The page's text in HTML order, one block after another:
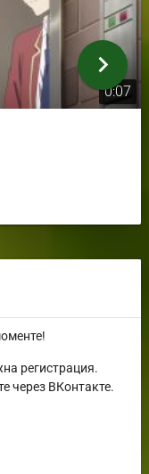
0:07
chevron_right
регистрация.
через ВКонтакте.